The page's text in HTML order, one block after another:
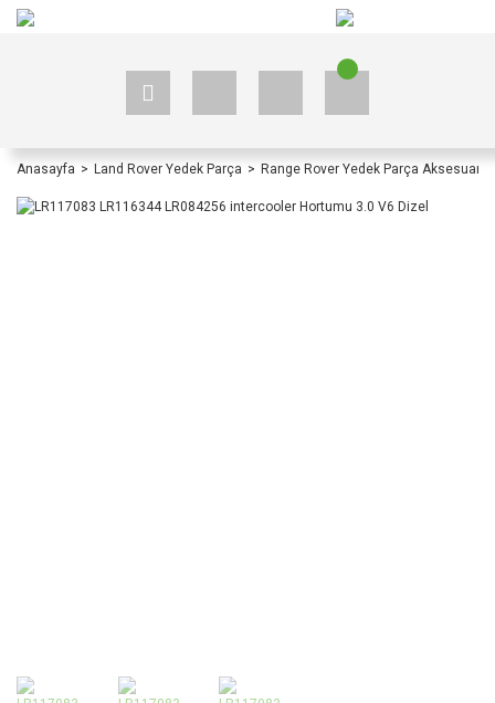
Anasayfa Land Rover Yedek Parça Range Rover Yedek Parça Aksesuar